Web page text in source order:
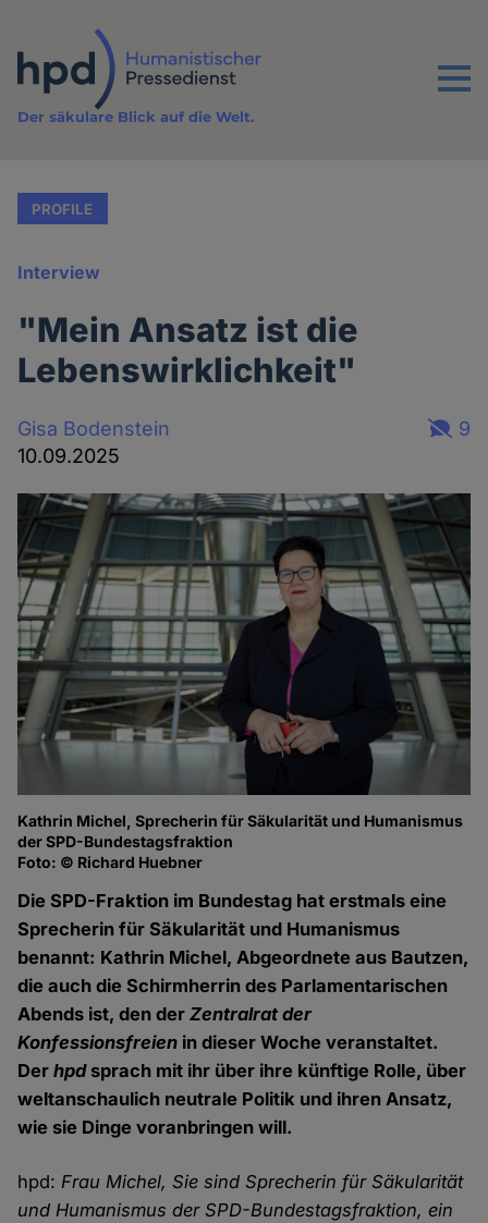
Inhalt
Menu
Der säkulare Blick auf die Welt.
PROFILE
Interview
"Mein Ansatz ist die
Lebenswirklichkeit"
Gisa Bodenstein
10.09.2025
9
Kathrin Michel, Sprecherin für Säkularität und Humanismus
der SPD-Bundestagsfraktion
Foto: © Richard Huebner
Die SPD-Fraktion im Bundestag hat erstmals eine
Sprecherin für Säkularität und Humanismus
benannt: Kathrin Michel, Abgeordnete aus Bautzen,
die auch die Schirmherrin des Parlamentarischen
Abends ist, den derZentralrat der
Konfessionsfreien in dieser Woche veranstaltet.
Derhpdsprach mit ihr über ihre künftige Rolle, über
weltanschaulich neutrale Politik und ihren Ansatz,
wie sie Dinge voranbringen will.
hpd:Frau Michel, Sie sind Sprecherin für Säkularität
und Humanismus der SPD-Bundestagsfraktion, ein